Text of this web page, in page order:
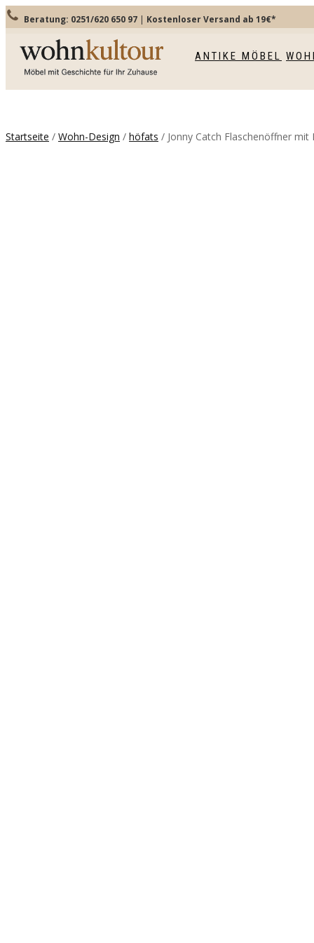
Beratung: 0251/620 650 97 | Kostenloser Versand ab 19€*
NAVIGATION
ANTIKE MÖBEL
Startseite / Wohn-Design / höfats / Jonny Catch Flaschenöffner